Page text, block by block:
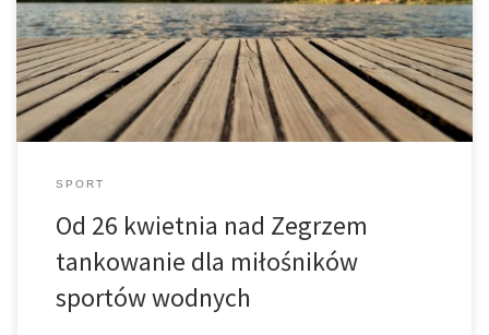
Mazurach, nad Zalewem Zegrzyńskim oraz nad morzem - w Gdyni
i Pucku
SPORT
Od 26 kwietnia nad Zegrzem
tankowanie dla miłośników
sportów wodnych